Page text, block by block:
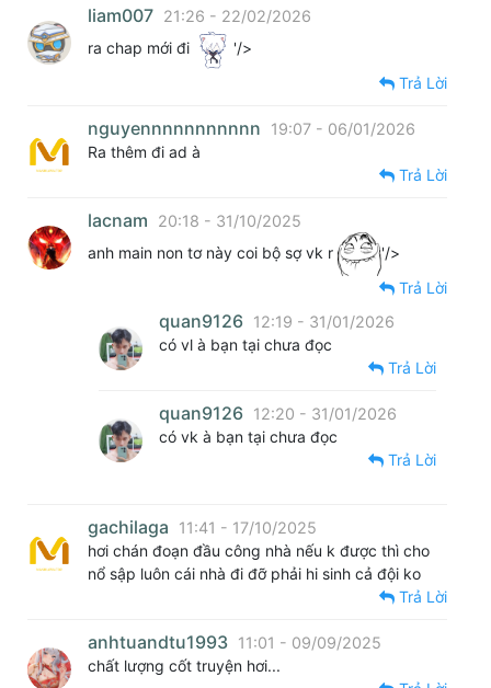
liam007 21:26 - 22/02/2026
ra chap mới đi
'/>
Trả Lời
nguyennnnnnnnnnn
19:07 - 06/01/2026
Ra thêm đi ad à
Trả Lời
lacnam
20:18 - 31/10/2025
anh main non tơ này coi bộ sợ vk r
'/>
Trả Lời
quan9126 12:19 - 31/01/2026
có vl à bạn tại chưa đọc
Trả Lời
quan9126 12:20 - 31/01/2026
có vk à bạn tại chưa đọc
Trả Lời
gachilaga
11:41 - 17/10/2025
hơi chán đoạn đầu công nhà nếu k được thì cho
nổ sập luôn cái nhà đi đỡ phải hi sinh cả đội ko
Trả Lời
anhtuandtu1993 11:01 - 09/09/2025
chất lượng cốt truyện hơi...